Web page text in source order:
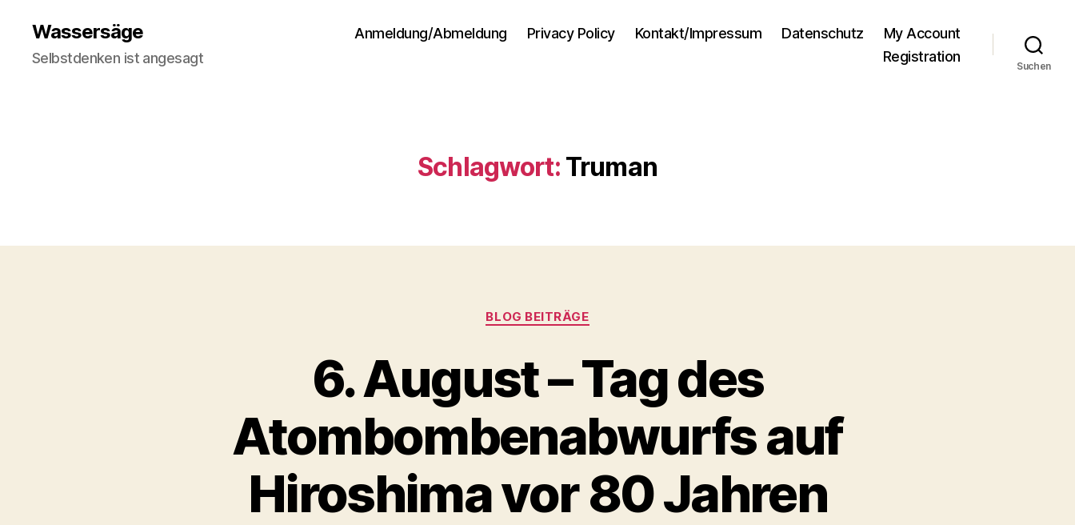
Wassersäge
Selbstdenken ist angesagt
Anmeldung/Abmeldung Privacy Policy Kontakt/Impressum Datenschutz
My Account
Registration
Suchen
Schlagwort: Truman
Kategorien
BLOG BEITRÄGE
6. August – Tag des
Atombombenabwurfs auf
Hiroshima vor 80 Jahren